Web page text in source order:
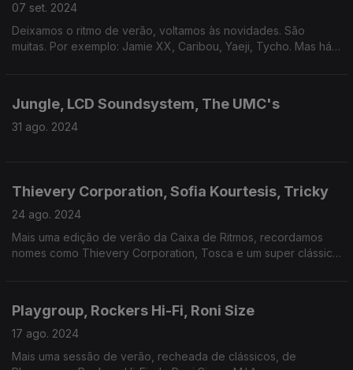
07 set. 2024
Deixamos o ritmo de verão, voltamos às novidades. São
muitas. Por exemplo: Jamie XX, Caribou, Yaeji, Tycho. Mas há
Jungle, LCD Soundsystem, The UMC's
31 ago. 2024
Thievery Corporation, Sofia Kourtesis, Tricky
24 ago. 2024
Mais uma edição de verão da Caixa de Ritmos, recordamos
nomes como Thievery Corporation, Tosca e um super clássico
Playgroup, Rockers Hi-Fi, Roni Size
17 ago. 2024
Mais uma sessão de verão, recheada de clássicos, de